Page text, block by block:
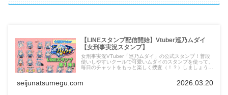
【LINEスタンプ配信開始】Vtuber巡乃ムダイ
【女刑事実況スタンプ】
女刑事実況VTuber「巡乃ムダイ」の公式スタンプ！普段
使いしやすいクールで可愛いムダイのスタンプを使って、
毎日のチャットをもっと楽しく捜査（！？）しましょう。
seijunatsumegu.com 2026.03.20